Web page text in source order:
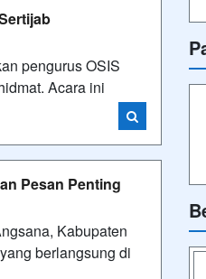
pengurus OSIS
Acara ini
Pesan Penting
Kabupaten
berlangsung di